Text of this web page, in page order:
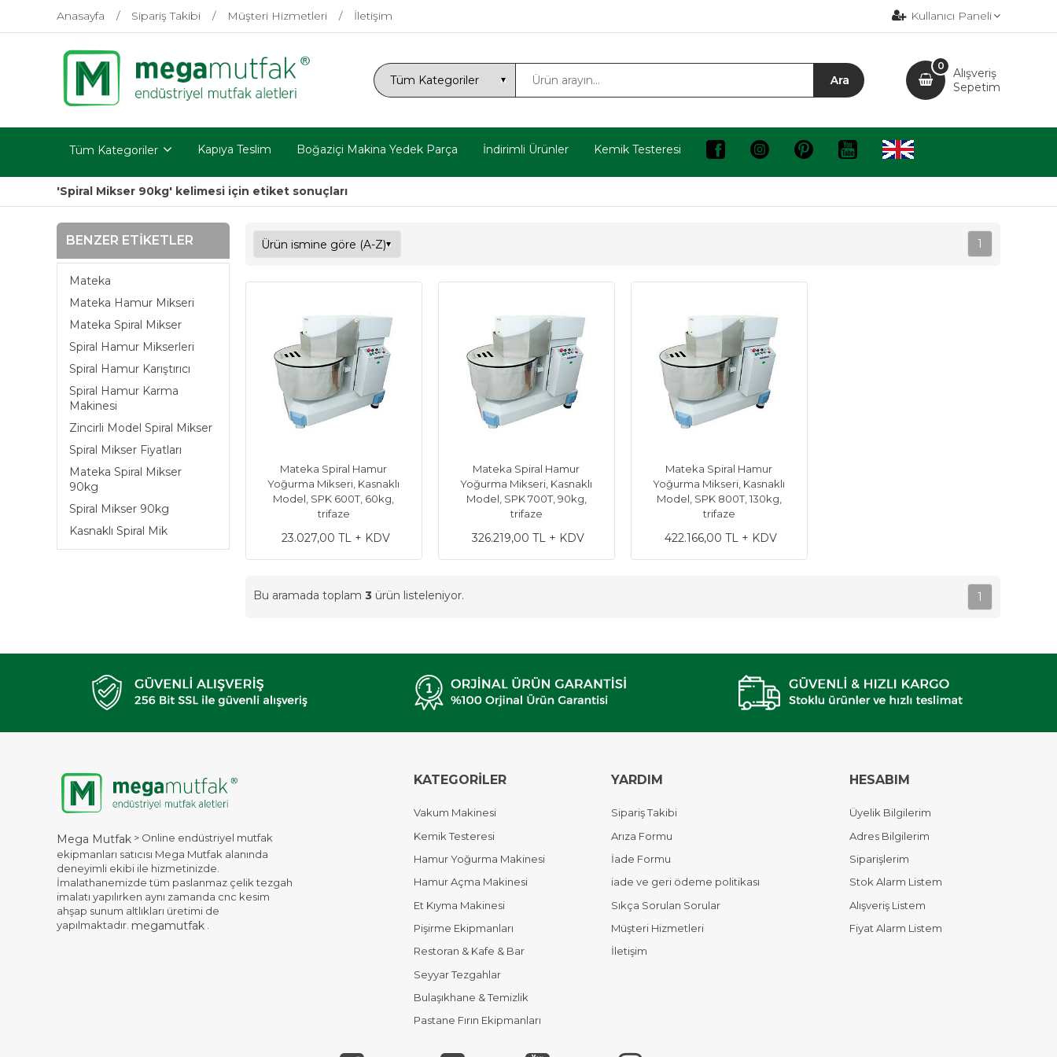
Anasayfa Sipariş Takibi Müşteri Hizmetleri İletişim Kullanıcı Paneli
Alışveriş
Sepetim
0
Tüm Kategoriler Kapıya Teslim Boğaziçi Makina Yedek Parça İndirimli Ürünler Kemik Testeresi
'Spiral Mikser 90kg' kelimesi için etiket sonuçları
BENZER ETIKETLER
Mateka
Mateka Hamur Mikseri
Mateka Spiral Mikser
Spiral Hamur Mikserleri
Spiral Hamur Karıştırıcı
Spiral Hamur Karma
Makinesi
Zincirli Model Spiral Mikser
Spiral Mikser Fiyatları
Mateka Spiral Mikser
90kg
Spiral Mikser 90kg
Kasnaklı Spiral Mik
1
Mateka Spiral Hamur
Yoğurma Mikseri, Kasnaklı
Model, SPK 600T, 60kg,
trifaze
23.027,00 TL + KDV
Mateka Spiral Hamur
Yoğurma Mikseri, Kasnaklı
Model, SPK 700T, 90kg,
trifaze
326.219,00 TL + KDV
Mateka Spiral Hamur
Yoğurma Mikseri, Kasnaklı
Model, SPK 800T, 130kg,
trifaze
422.166,00 TL + KDV
Bu aramada toplam 3 ürün listeleniyor. 1
Mega Mutfak > Online endüstriyel mutfak
ekipmanları satıcısı Mega Mutfak alanında
deneyimli ekibi ile hizmetinizde.
İmalathanemizde tüm paslanmaz çelik tezgah
imalatı yapılırken aynı zamanda cnc kesim
ahşap sunum altlıkları üretimi de
yapılmaktadır. megamutfak
KATEGORİLER
Vakum Makinesi
Kemik Testeresi
Hamur Yoğurma Makinesi
Hamur Açma Makinesi
Et Kıyma Makinesi
Pişirme Ekipmanları
Restoran & Kafe & Bar
Seyyar Tezgahlar
Bulaşıkhane & Temizlik
Pastane Fırın Ekipmanları
YARDIM
Sipariş Takibi
Arıza Formu
İade Formu
iade ve geri ödeme politikası
Sıkça Sorulan Sorular
Müşteri Hizmetleri
İletişim
HESABIM
Üyelik Bilgilerim
Adres Bilgilerim
Siparişlerim
Stok Alarm Listem
Alışveriş Listem
Fiyat Alarm Listem